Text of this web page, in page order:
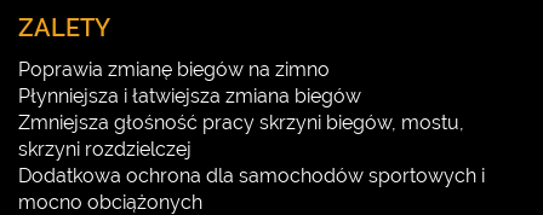
ZALETY
Poprawia zmianę biegów na zimno
Płynniejsza i łatwiejsza zmiana biegów
Zmniejsza głośność pracy skrzyni biegów, mostu,
skrzyni rozdzielczej
Dodatkowa ochrona dla samochodów sportowych i
mocno obciążonych